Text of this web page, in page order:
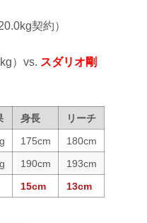
契約）
）vs. スダリオ剛
身長
リーチ
175cm
180cm
190cm
193cm
15cm 13cm